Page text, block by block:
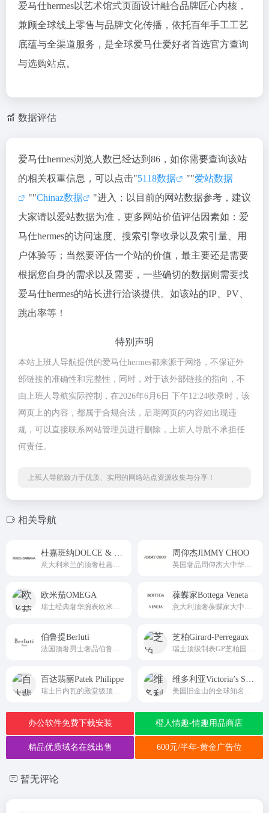
爱马仕hermes以艺术馆式页面设计融合品牌匠心内核，
兼顾全球线上零售与品牌文化传播，依托百年手工工艺
底蕴与全渠道服务，是全球爱马仕爱好者首选官方查询
与选购站点。
数据评估
爱马仕hermes浏览人数已经达到86，如你需要查询该站
的相关权重信息，可以点击"5118数据 ""爱站数据
""Chinaz数据
"进入；以目前的网站数据参考，建议
大家请以爱站数据为准，更多网站价值评估因素如：爱
马仕hermes的访问速度、搜索引擎收录以及索引量、用
户体验等；当然要评估一个站的价值，最主要还是需要
根据您自身的需求以及需要，一些确切的数据则需要找
爱马仕hermes的站长进行洽谈提供。如该站的IP、PV、
跳出率等！
特别声明
本站上班人导航提供的爱马仕hermes都来源于网络，不保证外
部链接的准确性和完整性，同时，对于该外部链接的指向，不
由上班人导航实际控制，在2026年6月6日 下午12:24收录时，该
网页上的内容，都属于合规合法，后期网页的内容如出现违
规，可以直接联系网站管理员进行删除，上班人导航不承担任
何责任。
上班人导航致力于优质、实用的网络站点资源收集与分享！
相关导航
周仰杰JIMMY CHOO
欧米茄OMEGA 葆蝶家Bottega Veneta
伯鲁提Berluti 芝柏Girard-Perregaux
百达翡丽Patek Philippe
办公软件免费下载安装 橙人情趣-情趣用品商店
精品优质域名在线出售 600元/半年-黄金广告位
暂无评论